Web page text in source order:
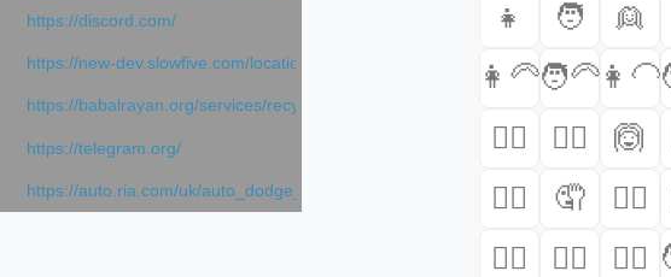
https://discord.com/
https://new-dev.slowfive.com/location/co-
https://babalrayan.org/services/recycling-shredder-plant-equipment/scrap-shredder-
https://telegram.org/
https://auto.ria.com/uk/auto_dodge_hornet_40045560.html
👧
🧑 👱
👩‍🦳🧑‍🦳👩‍🦲
🙅‍♂️
🙅‍♀️ 🙆
🙇‍♀️
🤦 🤦‍♂️
🧑‍⚖️
👨‍⚖️ 👩‍⚖️